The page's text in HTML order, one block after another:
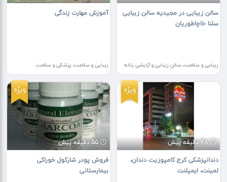
سالن زیبایی در مجیدیه سالن زیبایی
سلنا خاچاطوریان
زیبایی و سلامت، سالن زیبایی و آرایشی زنانه
آموزش مهارت زندگی
زیبایی و سلامت، پزشکی و سلامت
ویژه
48 دقیقه پیش
دندانپزشکی کرج کامپوزیت دندان،
لمینت، ایمپلنت
ویژه
55 دقیقه پیش
فروش پودر شارکول خوراکی
بیمارستانی